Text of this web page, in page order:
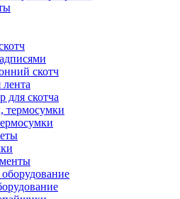
скотч
для скотча